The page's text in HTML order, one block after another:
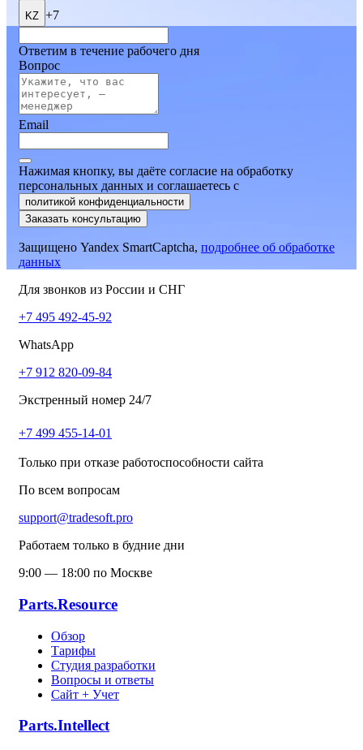
KZ +7
Ответим в течение рабочего дня
Вопрос
Email
Нажимая кнопку, вы даёте согласие на обработку
персональных данных и соглашаетесь c
политикой конфиденциальности
Заказать консультацию
Защищено Yandex SmartCaptcha, подробнее об обработке
данных
Для звонков из России и СНГ
+7 495 492-45-92
WhatsApp
+7 912 820-09-84
Экстренный номер 24/7
+7 499 455-14-01
Только при отказе работоспособности сайта
По всем вопросам
support@tradesoft.pro
Работаем только в будние дни
9:00 — 18:00 по Москве
Parts.Resource
Обзор
Тарифы
Студия разработки
Вопросы и ответы
Сайт + Учет
Parts.Intellect